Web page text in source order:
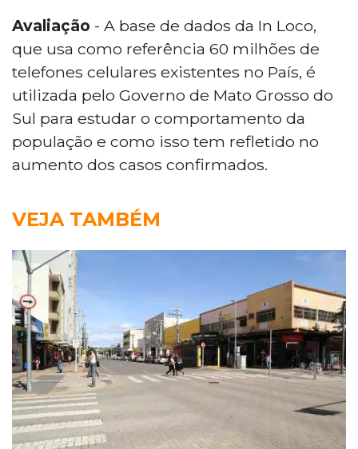
Avaliação - A base de dados da In Loco,
que usa como referência 60 milhões de
telefones celulares existentes no País, é
utilizada pelo Governo de Mato Grosso do
Sul para estudar o comportamento da
população e como isso tem refletido no
aumento dos casos confirmados.
VEJA TAMBÉM